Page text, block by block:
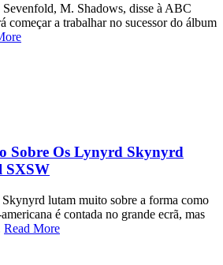
M. Shadows, disse à ABC
começar a trabalhar no sucessor do álbum
Sobre Os Lynyrd Skynyrd
SXSW
lutam muito sobre a forma como
é contada no grande ecrã, mas
Read More